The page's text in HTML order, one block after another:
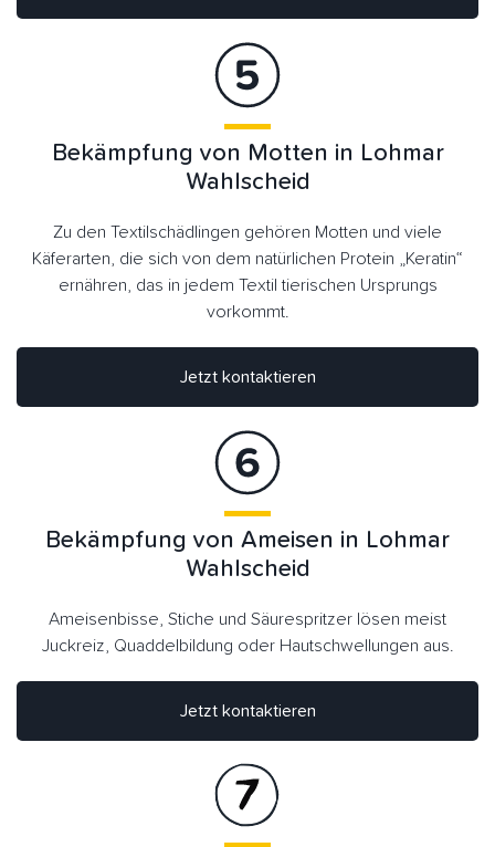
Bekämpfung von Motten in Lohmar
Wahlscheid
Zu den Textilschädlingen gehören Motten und viele
Käferarten, die sich von dem natürlichen Protein „Keratin“
ernähren, das in jedem Textil tierischen Ursprungs
vorkommt.
Jetzt kontaktieren
Jetzt kontaktieren
Bekämpfung von Ameisen in Lohmar
Wahlscheid
Ameisenbisse, Stiche und Säurespritzer lösen meist
Juckreiz, Quaddelbildung oder Hautschwellungen aus.